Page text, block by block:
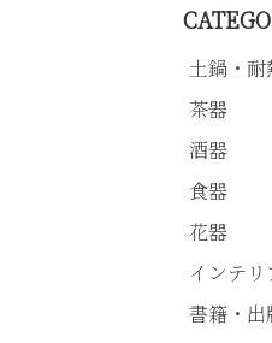
土鍋・
茶器
酒器
食器
花器
インテ
書籍・出